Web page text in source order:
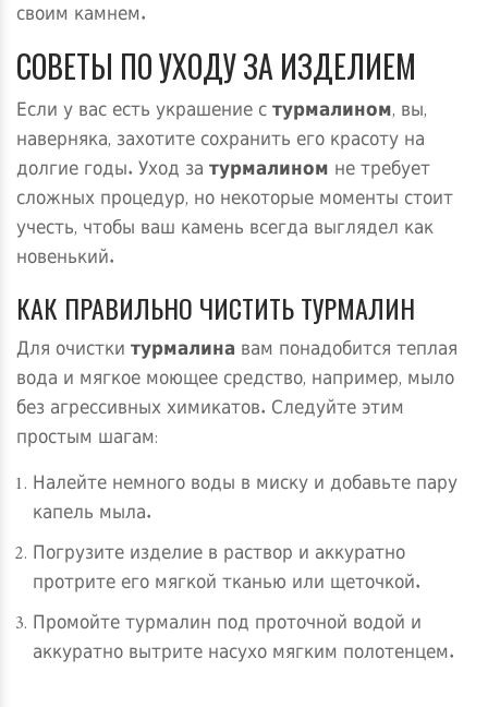
своим камнем.
СОВЕТЫ ПО УХОДУ ЗА ИЗДЕЛИЕМ
Если у вас есть украшение стурмалином, вы,
наверняка, захотите сохранить его красоту на
долгие годы. Уход за турмалином не требует
сложных процедур, но некоторые моменты стоит
учесть, чтобы ваш камень всегда выглядел как
новенький.
КАК ПРАВИЛЬНО ЧИСТИТЬ ТУРМАЛИН
Для очистки турмалина вам понадобится теплая
вода и мягкое моющее средство, например, мыло
без агрессивных химикатов. Следуйте этим
простым шагам:
Налейте немного воды в миску и добавьте пару
капель мыла.
Погрузите изделие в раствор и аккуратно
протрите его мягкой тканью или щеточкой.
Промойте турмалин под проточной водой и
аккуратно вытрите насухо мягким полотенцем.